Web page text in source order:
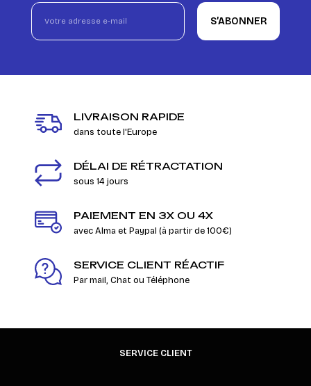
S’ABONNER
LIVRAISON RAPIDE
dans toute l'Europe
DÉLAI DE RÉTRACTATION
sous 14 jours
PAIEMENT EN 3X OU 4X
avec Alma et Paypal (à partir de 100€)
SERVICE CLIENT RÉACTIF
Par mail, Chat ou Téléphone
SERVICE CLIENT